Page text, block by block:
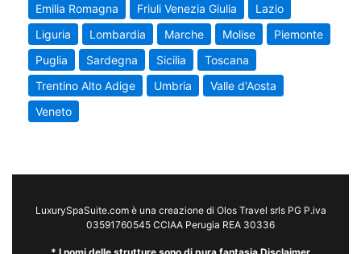
Emilia Romagna
Friuli Venezia Giulia
Lazio
Liguria
Lombardia Marche Molise
Piemonte
Puglia
Sardegna Sicilia
Toscana
Trentino Alto Adige
Umbria
Valle d'Aosta
Veneto
LuxurySpaSuite.com è una creazione di Olos Travel srls PG P.iva
03591760545 CCIAA Perugia REA 30336